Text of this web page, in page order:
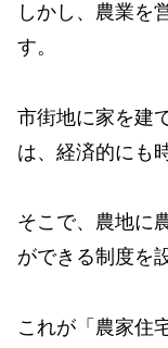
しかし、農業を
す。
市街地に家を建
は、経済的にも
そこで、農地に
ができる制度を
これが「農家住